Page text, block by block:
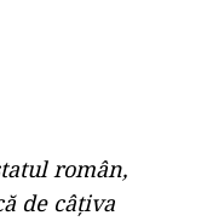
român,
de câțiva